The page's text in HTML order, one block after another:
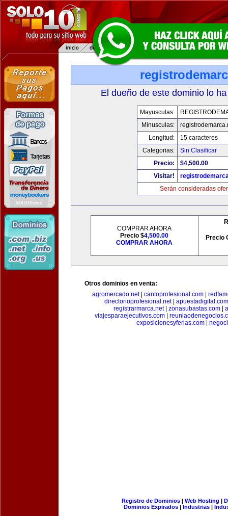
El dueño de este dominio lo
Mayusculas:
Minusculas:
Longitud:
15 caracteres
Categorias:
Sin Clasificar
Precio:
$4,500.00
Visitar!
Serán consideradas
COMPRAR AHORA
Precio $4,500.00
COMPRAR AHORA
Precio
Otros dominios en venta:
agromercado.net| cantoprofesional.com
directorioprofesional.net| apuestadigital.com
registrarmarca.net| zonasubastas.com|
viajesparaejecutivos.com|
exposicionesyferias.com
Registro de Dominios| Web Hosting |
Dominios Expirados | Industrias |